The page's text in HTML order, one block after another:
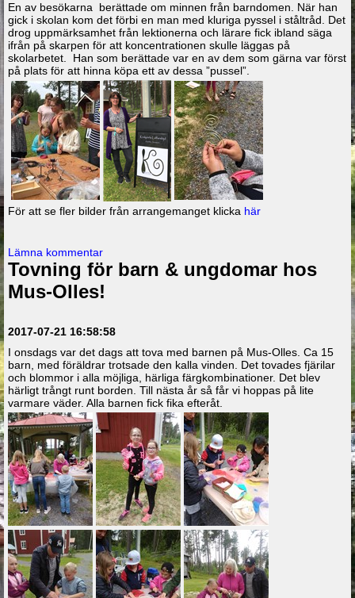
En av besökarna berättade om minnen från barndomen. När han
gick i skolan kom det förbi en man med kluriga pyssel i ståltråd. Det
drog uppmärksamhet från lektionerna och lärare fick ibland säga
ifrån på skarpen för att koncentrationen skulle läggas på
skolarbetet. Han som berättade var en av dem som gärna var först
på plats för att hinna köpa ett av dessa ”pussel”.
För att se fler bilder från arrangemanget klicka här
Lämna kommentar
Tovning för barn & ungdomar hos
Mus-Olles!
2017-07-21 16:58:58
I onsdags var det dags att tova med barnen på Mus-Olles. Ca 15
barn, med föräldrar trotsade den kalla vinden. Det tovades fjärilar
och blommor i alla möjliga, härliga färgkombinationer. Det blev
härligt trångt runt borden. Till nästa år så får vi hoppas på lite
varmare väder. Alla barnen fick fika efteråt.